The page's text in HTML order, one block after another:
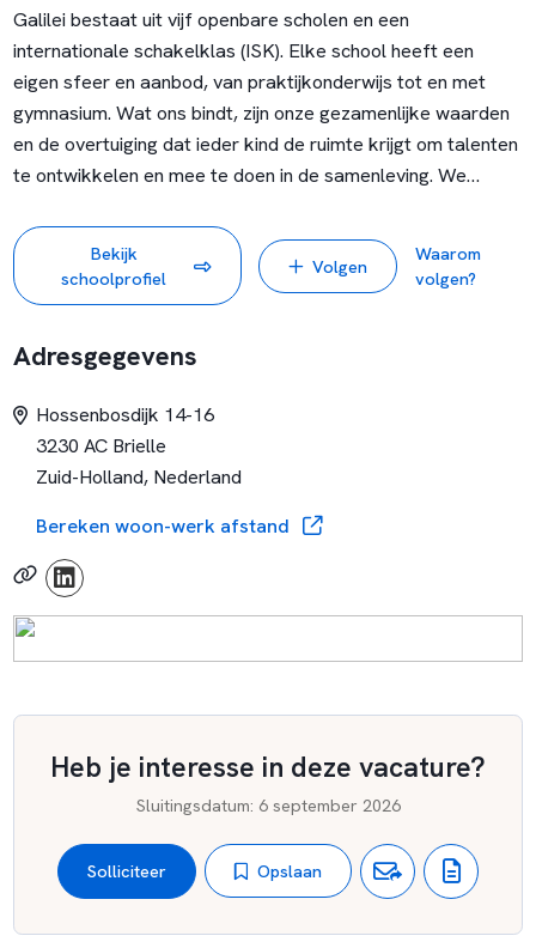
Galilei bestaat uit vijf openbare scholen en een
internationale schakelklas (ISK). Elke school heeft een
eigen sfeer en aanbod, van praktijkonderwijs tot en met
gymnasium. Wat ons bindt, zijn onze gezamenlijke waarden
en de overtuiging dat ieder kind de ruimte krijgt om talenten
te ontwikkelen en mee te doen in de samenleving. We
inclusief onderwijs in de regio Nissewaard en Voorne aan
en zich te blijven ontwikkelen. Zo zorgen we voor onderwijs
Bekijk
schoolprofiel
Volgen
Waarom
volgen?
Adresgegevens
Hossenbosdijk 14-16
3230 AC Brielle
Zuid-Holland, Nederland
Bereken woon-werk afstand
Heb je interesse in deze vacature?
Sluitingsdatum: 6 september 2026
Solliciteer Opslaan